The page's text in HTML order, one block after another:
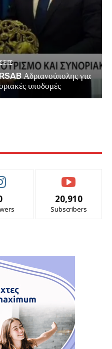
Αδριανούπολης για
υποδομές
20,910
Subscribers